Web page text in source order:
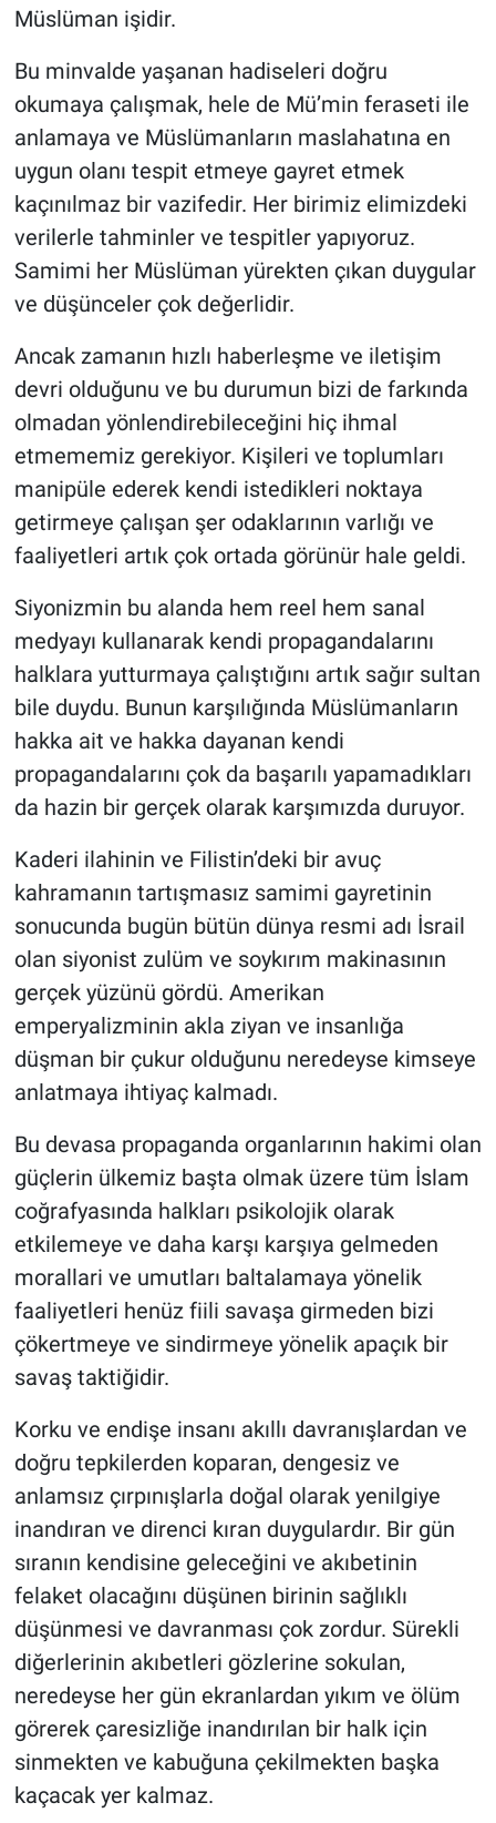
Müslüman işidir.
Bu minvalde yaşanan hadiseleri doğru
okumaya çalışmak, hele de Mü’min feraseti ile
anlamaya ve Müslümanların maslahatına en
uygun olanı tespit etmeye gayret etmek
kaçınılmaz bir vazifedir. Her birimiz elimizdeki
verilerle tahminler ve tespitler yapıyoruz.
Samimi her Müslüman yürekten çıkan duygular
ve düşünceler çok değerlidir.
Ancak zamanın hızlı haberleşme ve iletişim
devri olduğunu ve bu durumun bizi de farkında
olmadan yönlendirebileceğini hiç ihmal
etmememiz gerekiyor. Kişileri ve toplumları
manipüle ederek kendi istedikleri noktaya
getirmeye çalışan şer odaklarının varlığı ve
faaliyetleri artık çok ortada görünür hale geldi.
Siyonizmin bu alanda hem reel hem sanal
medyayı kullanarak kendi propagandalarını
halklara yutturmaya çalıştığını artık sağır sultan
bile duydu. Bunun karşılığında Müslümanların
hakka ait ve hakka dayanan kendi
propagandalarını çok da başarılı yapamadıkları
da hazin bir gerçek olarak karşımızda duruyor.
Kaderi ilahinin ve Filistin’deki bir avuç
kahramanın tartışmasız samimi gayretinin
sonucunda bugün bütün dünya resmi adı İsrail
olan siyonist zulüm ve soykırım makinasının
gerçek yüzünü gördü. Amerikan
emperyalizminin akla ziyan ve insanlığa
düşman bir çukur olduğunu neredeyse kimseye
anlatmaya ihtiyaç kalmadı.
Bu devasa propaganda organlarının hakimi olan
güçlerin ülkemiz başta olmak üzere tüm İslam
coğrafyasında halkları psikolojik olarak
etkilemeye ve daha karşı karşıya gelmeden
morallari ve umutları baltalamaya yönelik
faaliyetleri henüz fiili savaşa girmeden bizi
çökertmeye ve sindirmeye yönelik apaçık bir
savaş taktiğidir.
Korku ve endişe insanı akıllı davranışlardan ve
doğru tepkilerden koparan, dengesiz ve
anlamsız çırpınışlarla doğal olarak yenilgiye
inandıran ve direnci kıran duygulardır. Bir gün
sıranın kendisine geleceğini ve akıbetinin
felaket olacağını düşünen birinin sağlıklı
düşünmesi ve davranması çok zordur. Sürekli
diğerlerinin akıbetleri gözlerine sokulan,
neredeyse her gün ekranlardan yıkım ve ölüm
görerek çaresizliğe inandırılan bir halk için
sinmekten ve kabuğuna çekilmekten başka
kaçacak yer kalmaz.